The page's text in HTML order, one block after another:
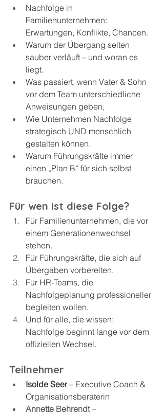
Nachfolge in
Familienunternehmen:
Erwartungen, Konflikte, Chancen.
Warum der Übergang selten
sauber verläuft – und woran es
liegt.
Was passiert, wenn Vater & Sohn
vor dem Team unterschiedliche
Anweisungen geben,
Wie Unternehmen Nachfolge
strategisch UND menschlich
gestalten können.
Warum Führungskräfte immer
einen „Plan B“ für sich selbst
brauchen.
Für wen ist diese Folge?
Für Familienunternehmen, die vor
einem Generationenwechsel
stehen.
Für Führungskräfte, die sich auf
Übergaben vorbereiten.
Für HR-Teams, die
Nachfolgeplanung professioneller
begleiten wollen.
Und für alle, die wissen:
Nachfolge beginnt lange vor dem
offiziellen Wechsel.
Teilnehmer
Isolde Seer – Executive Coach &
Organisationsberaterin
Annette Behrendt –